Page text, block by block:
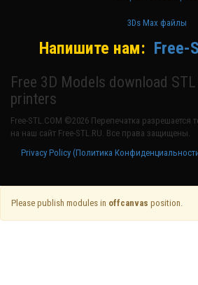
3Ds Max файлы
Напишите нам: Free-
Free 3D Models download
printers
Free-STL.COM ©2026 Перепечатка разрешается
на наш сайт Free-STL.RU. Все права защищены.
Privacy Policy (Политика
Please publish modules in offcanvas position.